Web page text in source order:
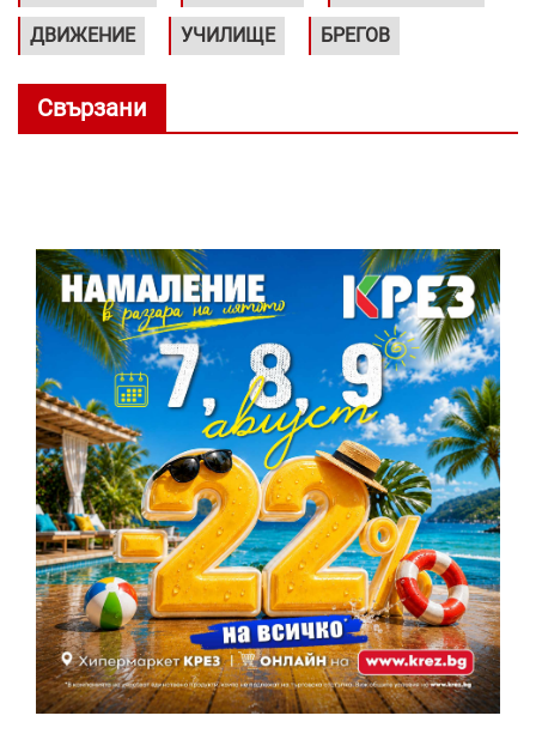
ДВИЖЕНИЕ УЧИЛИЩЕ БРЕГОВ
Свързани